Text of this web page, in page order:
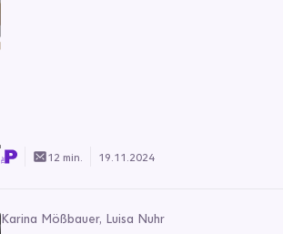
12 min. 19.11.2024
Karina Mößbauer, Luisa Nuhr